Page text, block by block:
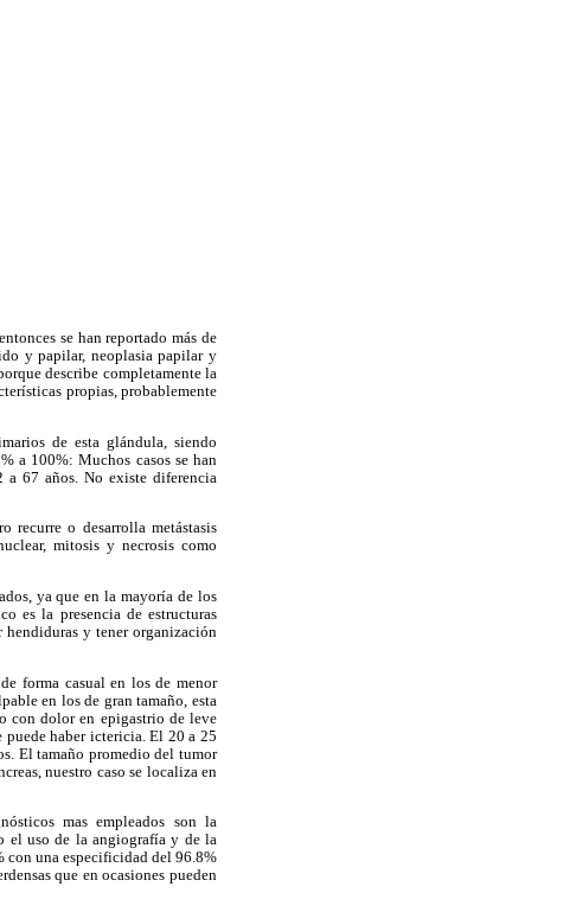
se han reportado más de
y papilar, neoplasia papilar y
describe completamente la
propias, probablemente
de esta glándula, siendo
a 100%: Muchos casos se han
a 67 años. No existe diferencia
recurre o desarrolla metástasis
mitosis y necrosis como
ya que en la mayoría de los
es la presencia de estructuras
hendiduras y tener organización
forma casual en los de menor
en los de gran tamaño, esta
con dolor en epigastrio de leve
haber ictericia. El 20 a 25
El tamaño promedio del tumor
nuestro caso se localiza en
mas empleados son la
el uso de la angiografía y de la
con una especificidad del 96.8%
que en ocasiones pueden